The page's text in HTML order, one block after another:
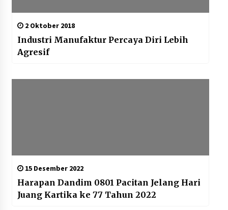
2 Oktober 2018
Industri Manufaktur Percaya Diri Lebih
Agresif
15 Desember 2022
Harapan Dandim 0801 Pacitan Jelang Hari
Juang Kartika ke 77 Tahun 2022